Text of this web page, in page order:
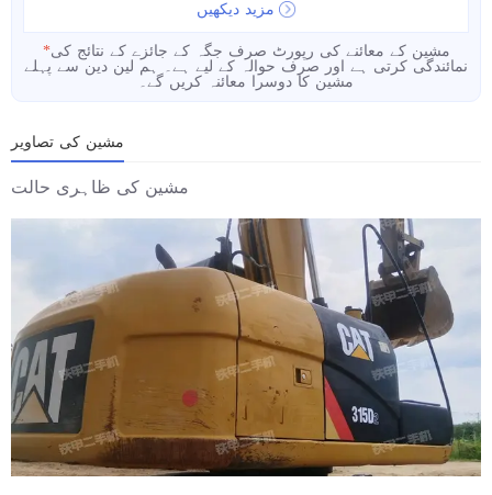
مزید دیکھیں
*مشین کے معائنے کی رپورٹ صرف جگہ کے جائزے کے نتائج کی
نمائندگی کرتی ہے اور صرف حوالہ کے لیے ہے۔ ہم لین دین سے پہلے
مشین کا دوسرا معائنہ کریں گے۔
مشین کی تصاویر
مشین کی ظاہری حالت